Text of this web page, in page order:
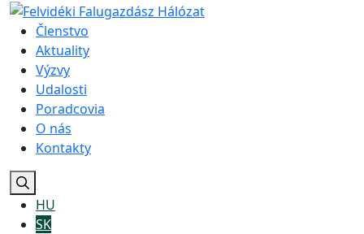
Členstvo
Aktuality
Výzvy
Udalosti
Poradcovia
O nás
Kontakty
HU
SK